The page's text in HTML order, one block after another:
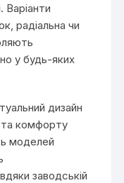
Варіанти
радіальна чи
у будь-яких
дизайн
та комфорту
моделей
заводській